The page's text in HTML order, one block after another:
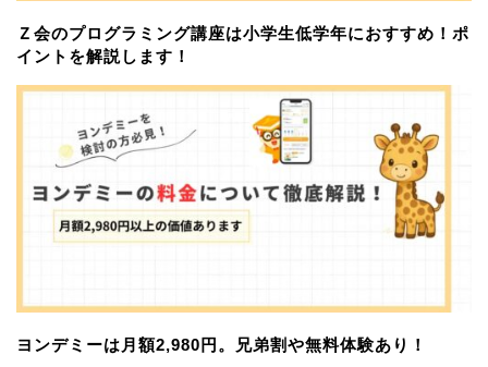
Ｚ会のプログラミング講座は小学生低学年におすすめ！ポ
イントを解説します！
ヨンデミーは月額2,980円。兄弟割や無料体験あり！